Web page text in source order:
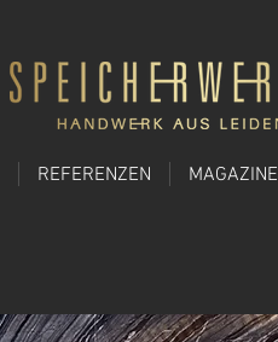
REFERENZEN MAGAZINE